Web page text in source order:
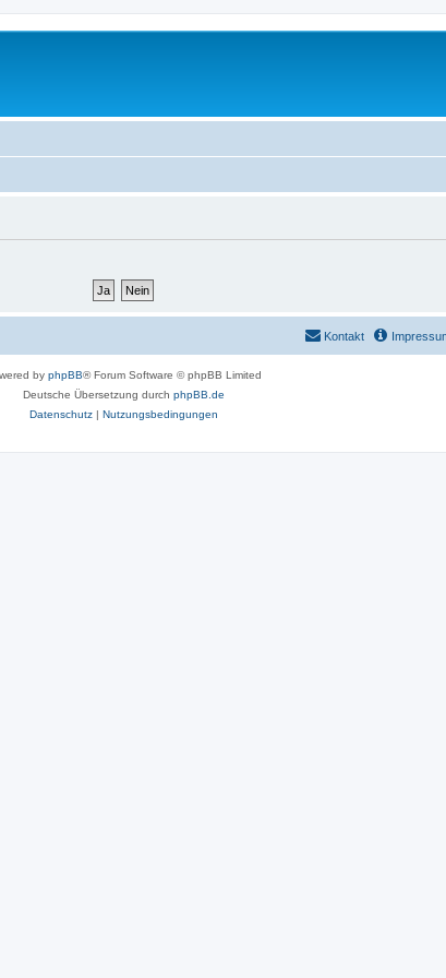
Kontakt
by phpBB® Forum Software © phpBB Limited
Deutsche Übersetzung durch phpBB.de
Datenschutz| Nutzungsbedingungen